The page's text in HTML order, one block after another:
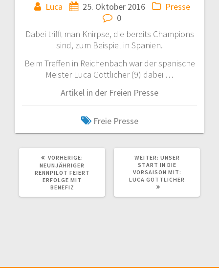
Luca 25. Oktober 2016
Presse
0
Dabei trifft man Knirpse, die bereits Champions
sind, zum Beispiel in Spanien.
Beim Treffen in Reichenbach war der spanische
Meister Luca Göttlicher (9) dabei …
Artikel in der Freien Presse
Freie Presse
VORHERIGE:
BEITRAG:
NEUNJÄHRIGER
RENNPILOT FEIERT
ERFOLGE MIT
BENEFIZ
WEITER: NÄCHSTER
BEITRAG:
UNSER
START IN DIE
VORSAISON MIT:
LUCA GÖTTLICHER